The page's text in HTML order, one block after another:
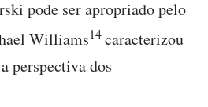
pode ser apropriado pelo
Williams14caracterizou
perspectiva dos